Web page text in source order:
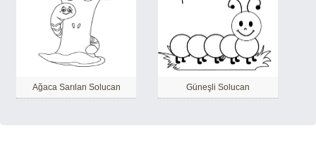
Ağaca Sarılan Solucan Güneşli Solucan